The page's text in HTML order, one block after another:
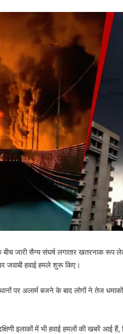
जारी सैन्य संघर्ष लगातार खतरनाक रूप
जवाबी हवाई हमले शुरू किए।
पर अलार्म बजने के बाद लोगों ने तेज
इलाकों में भी हवाई हमलों की खबरें आई